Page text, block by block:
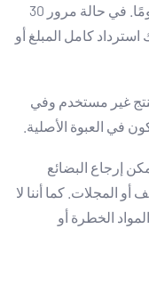
تستمر سياسة الاسترداد والإرجاع لدينا 30 يومًا. في حالة مرور 30
استرداد كامل المبلغ أو
غير مستخدم وفي
في العبوة الأصلية.
إرجاع البضائع
أو المجلات. كما أننا لا
الخطرة أو